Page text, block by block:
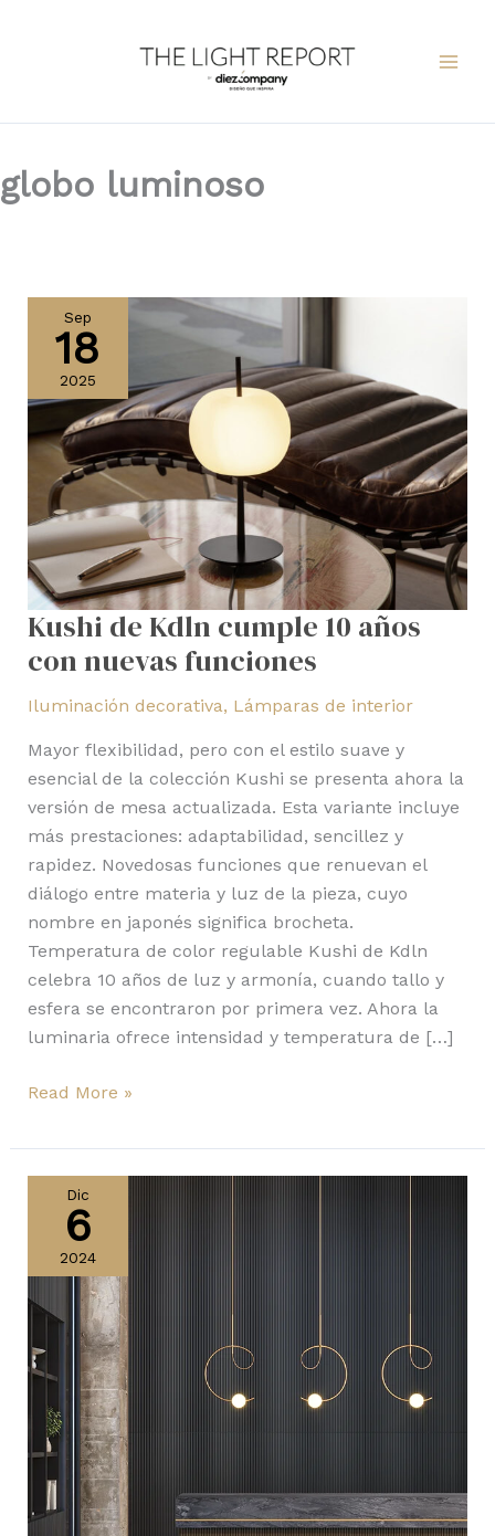
globo luminoso
Sep
18
2025
Kushi de Kdln cumple 10 años
con nuevas funciones
Iluminación decorativa, Lámparas de interior
Mayor flexibilidad, pero con el estilo suave y
esencial de la colección Kushi se presenta ahora la
versión de mesa actualizada. Esta variante incluye
más prestaciones: adaptabilidad, sencillez y
rapidez. Novedosas funciones que renuevan el
diálogo entre materia y luz de la pieza, cuyo
nombre en japonés significa brocheta.
Temperatura de color regulable Kushi de Kdln
celebra 10 años de luz y armonía, cuando tallo y
esfera se encontraron por primera vez. Ahora la
luminaria ofrece intensidad y temperatura de […]
Kdln
cumple
10
años
con
nuevas
funciones
Read More »
Dic
6
2024
Estiluz:
luminaria
que
captura
esencia
perfección